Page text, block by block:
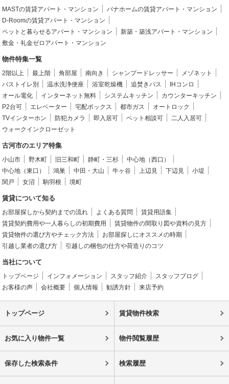
MASTの賃貸アパート・マンション
パナホームの賃貸アパート・マンション
D-Roomの賃貸アパート・マンション
ペットと暮らせるアパート・マンション
新築・築浅アパート・マンション
敷金・礼金ゼロアパート・マンション
物件特集一覧
2階以上 最上階 角部屋 南向き シャンプードレッサー
メゾネット
バストイレ別
温水洗浄便座 浴室乾燥機 追焚きバス
IHコンロ
オール電化
インターネット無料 システムキッチン
カウンターキッチン
P2台可
エレベーター 宅配ボックス 都市ガス
オートロック
TVインターホン
防犯カメラ 即入居可 ペット相談可
二人入居可
ウォークインクローゼット
古河市のエリア特集
小山市 野木町 旧三和町 静町・三杉
中心地（西口）
中心地（東口）
鴻巣 中田・大山 牛ヶ谷 上辺見 下辺見
小堤
関戸
女沼 駒羽根 境町
賃貸について知る
お部屋探しから契約までの流れ よくある質問
賃貸用語集
賃貸契約費用や一人暮らしの初期費用
賃貸物件の間取り図や資料の見方
賃貸物件の選び方やチェック方法
お部屋探しにオススメの時期
引越し業者の選び方
引越しの梱包の仕方や荷造りのコツ
当社について
トップページ インフォメーション スタッフ紹介
スタッフブログ
お客様の声
会社概要 個人情報 勧誘方針 来店予約
トップページ 賃貸物件検索
お気に入り物件一覧 物件閲覧履歴
保存した検索条件 検索履歴